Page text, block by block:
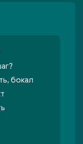
бокал